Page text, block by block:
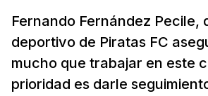
Fernando Fernández Pecile,
deportivo de Piratas FC
mucho que trabajar en este
prioridad es darle